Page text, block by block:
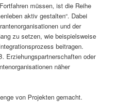
müssen, ist die Reihe
aktiv gestalten“. Dabei
und der
zu setzen, wie beispielsweise
beitragen.
Erziehungspartnerschaften oder
näher
von Projekten gemacht.